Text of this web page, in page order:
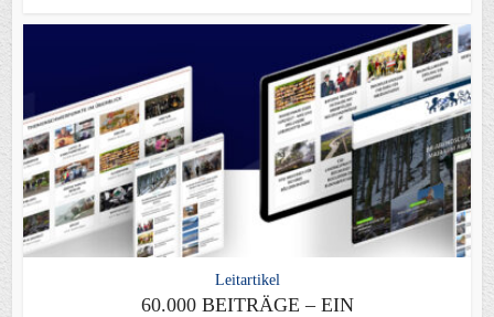
Leitartikel
60.000 BEITRÄGE – EIN